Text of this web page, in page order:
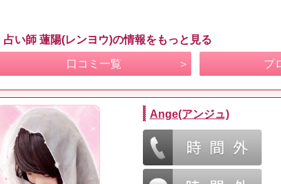
占い師 蓮陽(レンヨウ)の情報をもっと見る
口コミ一覧 プ
Ange(アンジュ)